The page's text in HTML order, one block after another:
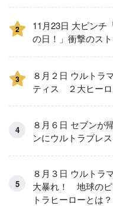
2
11月23日 大ピンチ
の日！」衝撃のスト
3
８月２日 ウルトラ
ティス ２大ヒー
８月６日 セブンが
ンにウルトラブレ
８月３日 ウルト
大暴れ！ 地球の
トラヒーローとは？